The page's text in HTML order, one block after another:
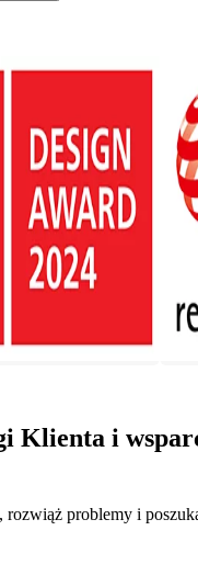
Klienta i
rozwiąż problemy i